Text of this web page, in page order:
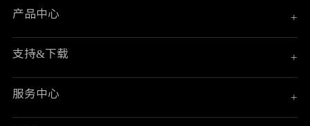
产品中心 +
支持&下载 +
服务中心 +